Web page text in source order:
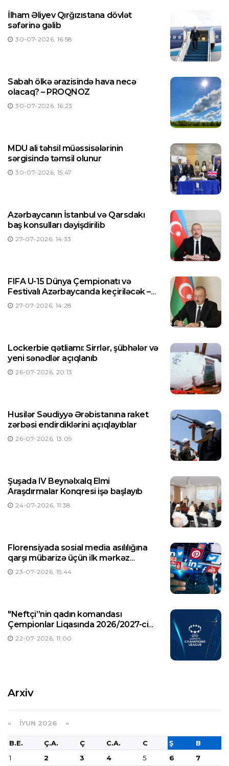
İlham Əliyev Qırğızıstana dövlət
səfərinə gəlib
30-07-2026, 16:58
Sabah ölkə ərazisində hava necə
olacaq? – PROQNOZ
30-07-2026, 16:23
MDU ali təhsil müəssisələrinin
sərgisində təmsil olunur
30-07-2026, 15:47
Azərbaycanın İstanbul və Qarsdakı
baş konsulları dəyişdirilib
27-07-2026, 14:33
FIFA U-15 Dünya Çempionatı və
Festivalı Azərbaycanda keçiriləcək –
Prezident Sərəncam imzaladı
27-07-2026, 14:28
Lockerbie qətliamı: Sirrlər, şübhələr və
yeni sənədlər açıqlanıb
26-07-2026, 20:13
Husilər Səudiyyə Ərəbistanına raket
zərbəsi endirdiklərini açıqlayıblar
26-07-2026, 13:09
Şuşada IV Beynəlxalq Elmi
Araşdırmalar Konqresi işə başlayıb
24-07-2026, 11:38
Florensiyada sosial media asılılığına
qarşı mübarizə üçün ilk mərkəz
yaradılıb
23-07-2026, 15:44
"Neftçi”nin qadın komandası
Çempionlar Liqasında 2026/2027-ci
illər mövsümündə ilk oyununa çıxacaq
22-07-2026, 11:00
Arxiv
« İYUN 2026 »
B.E. Ç.A. Ç C.A. C Ş
B
1
2 3 4 5 6 7